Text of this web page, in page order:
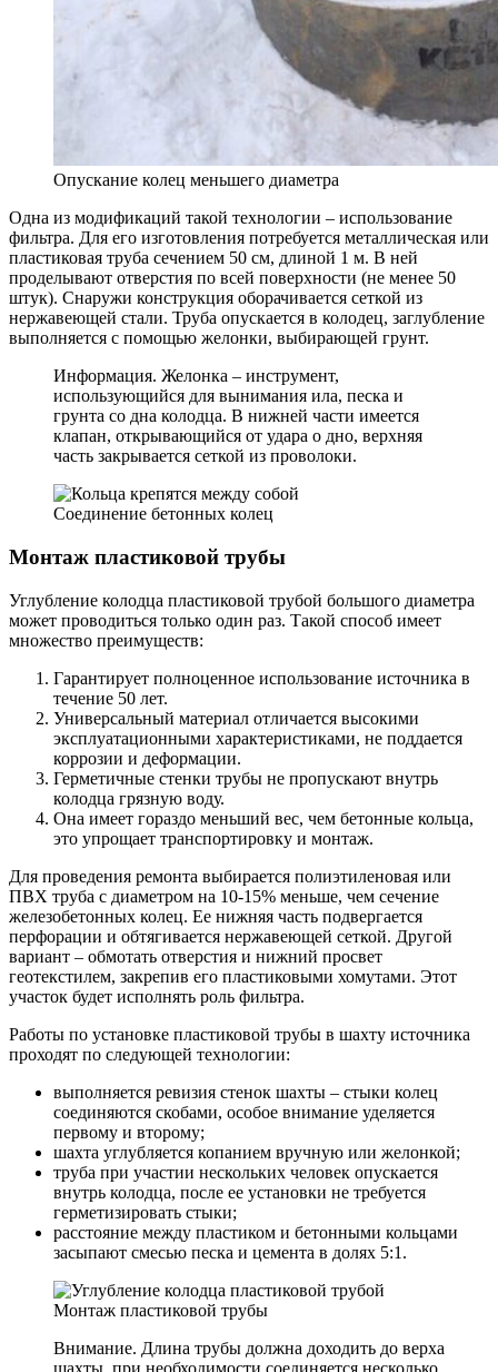
Опускание колец меньшего диаметра
Одна из модификаций такой технологии – использование
фильтра. Для его изготовления потребуется металлическая или
пластиковая труба сечением 50 см, длиной 1 м. В ней
проделывают отверстия по всей поверхности (не менее 50
штук). Снаружи конструкция оборачивается сеткой из
нержавеющей стали. Труба опускается в колодец, заглубление
выполняется с помощью желонки, выбирающей грунт.
Информация. Желонка – инструмент,
использующийся для вынимания ила, песка и
грунта со дна колодца. В нижней части имеется
клапан, открывающийся от удара о дно, верхняя
часть закрывается сеткой из проволоки.
Соединение бетонных колец
Монтаж пластиковой трубы
Углубление колодца пластиковой трубой большого диаметра
может проводиться только один раз. Такой способ имеет
множество преимуществ:
Гарантирует полноценное использование источника в
течение 50 лет.
Универсальный материал отличается высокими
эксплуатационными характеристиками, не поддается
коррозии и деформации.
Герметичные стенки трубы не пропускают внутрь
колодца грязную воду.
Она имеет гораздо меньший вес, чем бетонные кольца,
это упрощает транспортировку и монтаж.
Для проведения ремонта выбирается полиэтиленовая или
ПВХ труба с диаметром на 10-15% меньше, чем сечение
железобетонных колец. Ее нижняя часть подвергается
перфорации и обтягивается нержавеющей сеткой. Другой
вариант – обмотать отверстия и нижний просвет
геотекстилем, закрепив его пластиковыми хомутами. Этот
участок будет исполнять роль фильтра.
Работы по установке пластиковой трубы в шахту источника
проходят по следующей технологии:
выполняется ревизия стенок шахты – стыки колец
соединяются скобами, особое внимание уделяется
первому и второму;
шахта углубляется копанием вручную или желонкой;
труба при участии нескольких человек опускается
внутрь колодца, после ее установки не требуется
герметизировать стыки;
расстояние между пластиком и бетонными кольцами
засыпают смесью песка и цемента в долях 5:1.
Монтаж пластиковой трубы
Внимание. Длина трубы должна доходить до верха
шахты, при необходимости соединяется несколько